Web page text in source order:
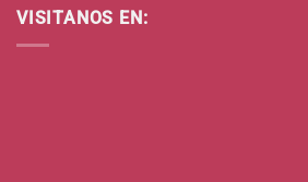
VISITANOS EN: